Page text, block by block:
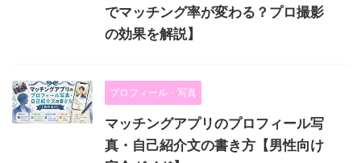
でマッチング率が変わる？プロ撮影
の効果を解説】
プロフィール・写真
マッチングアプリのプロフィール写
真・自己紹介文の書き方【男性向け